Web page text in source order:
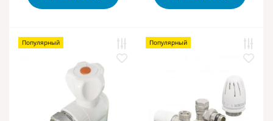
Популярный Популярный